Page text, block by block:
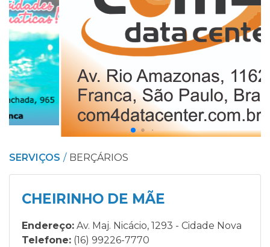
SERVIÇOS BERÇÁRIOS
CHEIRINHO DE MÃE
Endereço: Av. Maj. Nicácio, 1293 - Cidade Nova
Telefone: (16) 99226-7770